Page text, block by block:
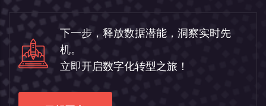
下一步，释放数据潜能，洞察实时先
机。
立即开启数字化转型之旅！